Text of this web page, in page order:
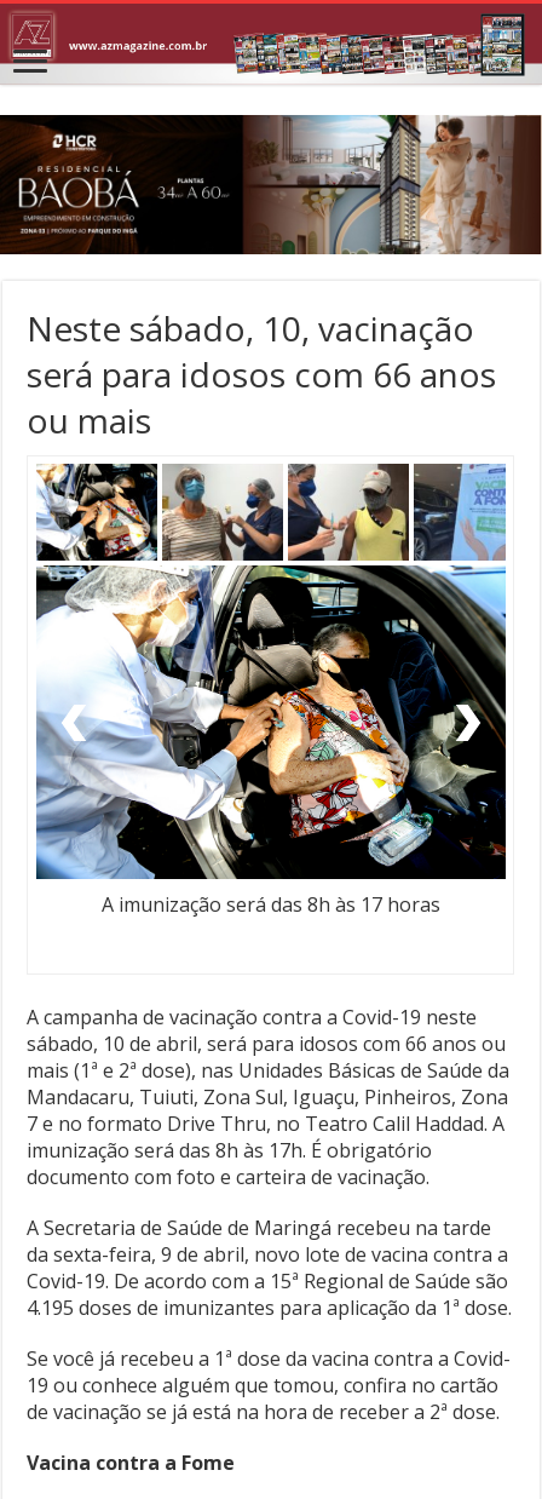
Neste sábado, 10, vacinação
será para idosos com 66 anos
ou mais
A imunização será das 8h às 17 horas
A campanha de vacinação contra a Covid-19 neste
sábado, 10 de abril, será para idosos com 66 anos ou
mais (1ª e 2ª dose), nas Unidades Básicas de Saúde da
Mandacaru, Tuiuti, Zona Sul, Iguaçu, Pinheiros, Zona
7 e no formato Drive Thru, no Teatro Calil Haddad. A
imunização será das 8h às 17h. É obrigatório
documento com foto e carteira de vacinação.
A Secretaria de Saúde de Maringá recebeu na tarde
da sexta-feira, 9 de abril, novo lote de vacina contra a
Covid-19. De acordo com a 15ª Regional de Saúde são
4.195 doses de imunizantes para aplicação da 1ª dose.
Se você já recebeu a 1ª dose da vacina contra a Covid-
19 ou conhece alguém que tomou, confira no cartão
de vacinação se já está na hora de receber a 2ª dose.
Vacina contra a Fome